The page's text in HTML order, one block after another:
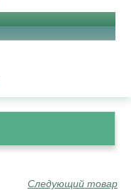
Следующий товар